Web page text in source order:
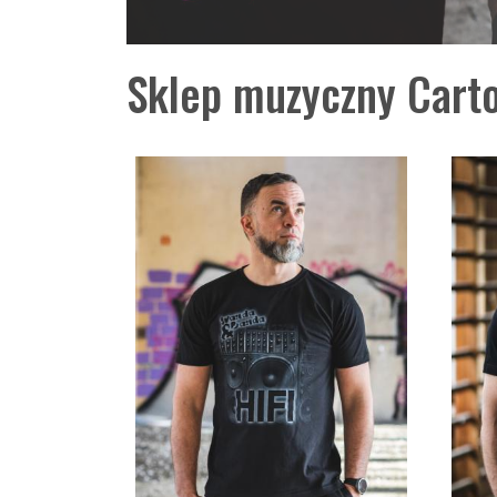
Sklep muzyczny